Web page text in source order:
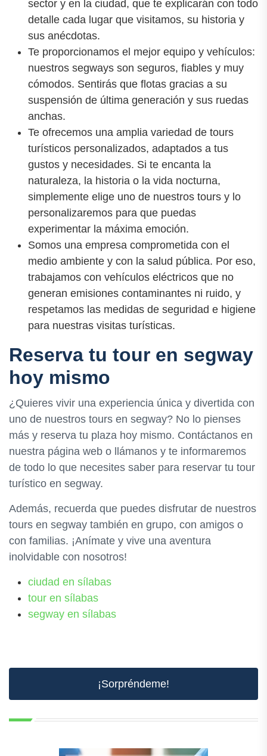
sector y en la ciudad, que te explicarán con todo
detalle cada lugar que visitamos, su historia y
sus anécdotas.
Te proporcionamos el mejor equipo y vehículos:
nuestros segways son seguros, fiables y muy
cómodos. Sentirás que flotas gracias a su
suspensión de última generación y sus ruedas
anchas.
Te ofrecemos una amplia variedad de tours
turísticos personalizados, adaptados a tus
gustos y necesidades. Si te encanta la
naturaleza, la historia o la vida nocturna,
simplemente elige uno de nuestros tours y lo
personalizaremos para que puedas
experimentar la máxima emoción.
Somos una empresa comprometida con el
medio ambiente y con la salud pública. Por eso,
trabajamos con vehículos eléctricos que no
generan emisiones contaminantes ni ruido, y
respetamos las medidas de seguridad e higiene
para nuestras visitas turísticas.
Reserva tu tour en segway
hoy mismo
¿Quieres vivir una experiencia única y divertida con
uno de nuestros tours en segway? No lo pienses
más y reserva tu plaza hoy mismo. Contáctanos en
nuestra página web o llámanos y te informaremos
de todo lo que necesites saber para reservar tu tour
turístico en segway.
Además, recuerda que puedes disfrutar de nuestros
tours en segway también en grupo, con amigos o
con familias. ¡Anímate y vive una aventura
inolvidable con nosotros!
ciudad en sílabas
tour en sílabas
segway en sílabas
¡Sorpréndeme!